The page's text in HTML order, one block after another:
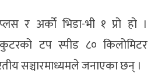
र अर्को भिडा-भी १ प्रो हो ।
टप स्पीड ८० किलोमिटर
सञ्चारमाध्यमले जनाएका छन् ।